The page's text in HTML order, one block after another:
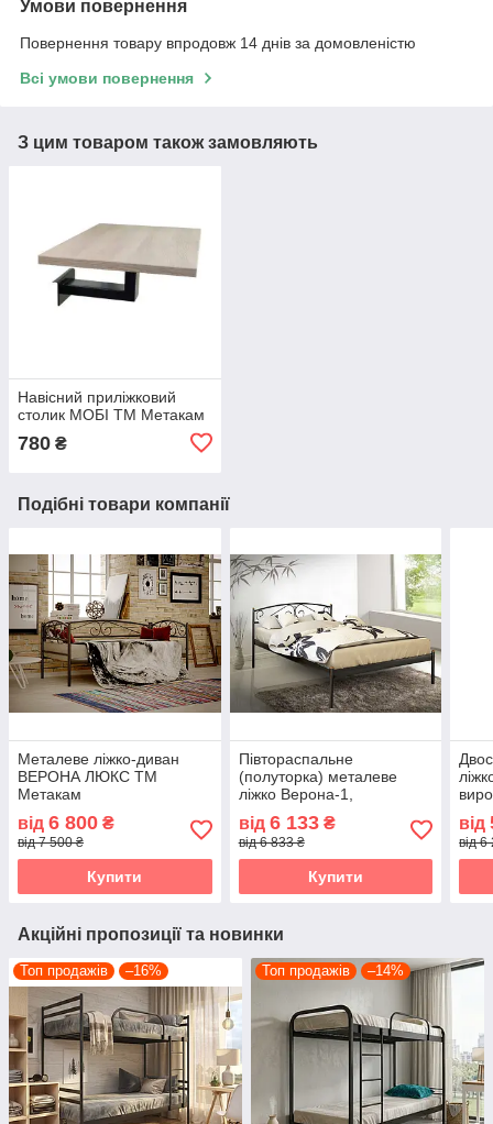
Умови повернення
Повернення товару впродовж 14 днів за домовленістю
Всі умови повернення
З цим товаром також замовляють
Навісний приліжковий
столик МОБІ ТМ Метакам
780 ₴
Подібні товари компанії
Металеве ліжко-диван
ВЕРОНА ЛЮКС ТМ
Метакам
від 6 800 ₴
від 7 500 ₴
Купити
Півтораспальне
(полуторка) металеве
ліжко Верона-1,
Метакам
від 6 133₴
від 6 833 ₴
Купити
від
від
Акційні пропозиції та новинки
Топ продажів –16% Топ продажів –14%